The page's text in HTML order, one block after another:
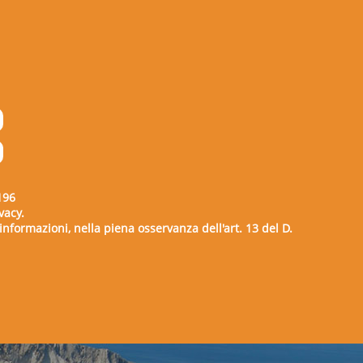
nella piena osservanza dell'art. 13 del D.